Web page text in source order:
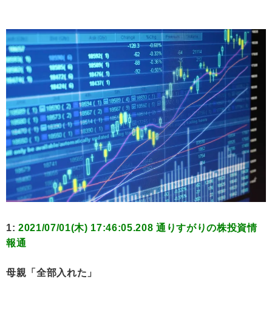
1: 2021/07/01(木) 17:46:05.208 通りすがりの株投資情
報通
母親「全部入れた」